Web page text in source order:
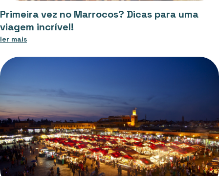
Primeira vez no Marrocos? Dicas para uma
viagem incrível!
ler mais